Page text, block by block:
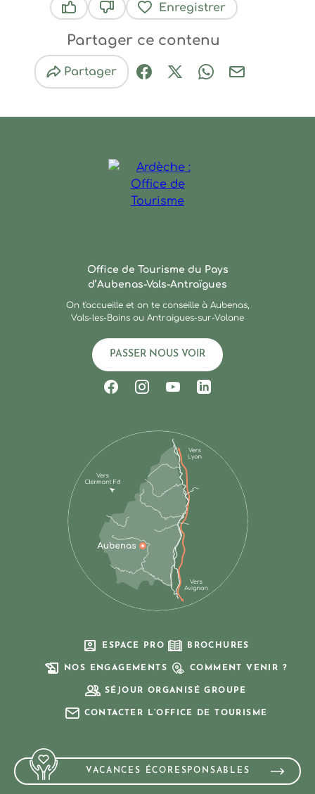
Enregistrer
Partager ce contenu
Partager
Partager sur Facebook
Partager sur X / Twitter
Partager sur
Partager par
Office de Tourisme du Pays
d’Aubenas-Vals-Antraïgues
On t'accueille et on te conseille à Aubenas,
Vals-les-Bains ou Antraigues-sur-Volane
PASSER NOUS VOIR
Suivez-nous sur Facebook
Suivez-nous sur Instagram
Suivez-nous sur
Suivez-nous sur
ESPACE PRO BROCHURES
NOS ENGAGEMENTS COMMENT VENIR ?
SÉJOUR ORGANISÉ GROUPE
CONTACTER L’OFFICE DE TOURISME
VACANCES ÉCORESPONSABLES